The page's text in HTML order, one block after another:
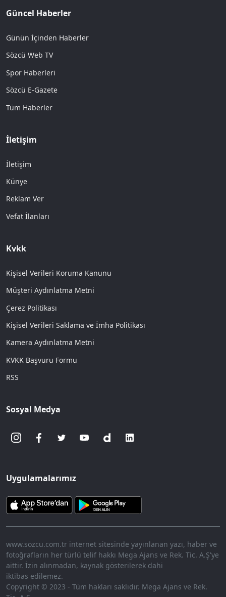
Güncel Haberler
Günün İçinden Haberler
Sözcü Web TV
Spor Haberleri
Sözcü E-Gazete
Tüm Haberler
İletişim
İletişim
Künye
Reklam Ver
Vefat İlanları
Kvkk
Kişisel Verileri Koruma Kanunu
Müşteri Aydınlatma Metni
Çerez Politikası
Kişisel Verileri Saklama ve İmha Politikası
Kamera Aydınlatma Metni
KVKK Başvuru Formu
RSS
Sosyal Medya
Uygulamalarımız
www.sozcu.com.tr internet sitesinde yayınlanan yazı, haber ve
fotoğrafların her türlü telif hakkı Mega Ajans ve Rek. Tic. A.Ş'ye
aittir. İzin alınmadan, kaynak gösterilerek dahi
iktibas edilemez.
Copyright © 2023 - Tüm hakları saklıdır. Mega Ajans ve Rek.